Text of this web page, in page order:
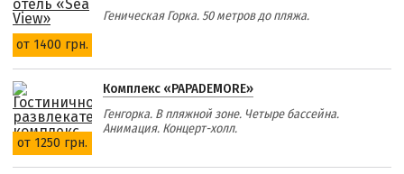
от 1400 грн.
Геническая Горка. 50 метров до пляжа.
от 1250 грн.
Комплекс «PAPADEMORE»
Генгорка. В пляжной зоне. Четыре бассейна.
Анимация. Концерт-холл.